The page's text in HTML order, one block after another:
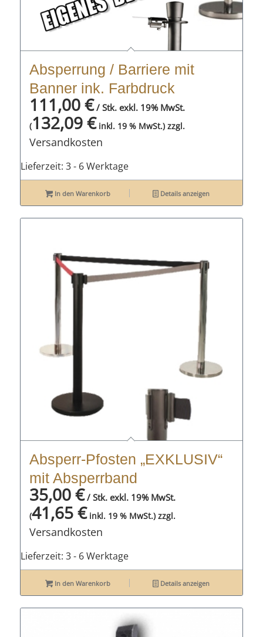
Absperrung / Barriere mit
Banner ink. Farbdruck
111,00€/ Stk. exkl. 19% MwSt.
(132,09€inkl. 19 % MwSt.) zzgl.
Versandkosten
Lieferzeit: 3 - 6 Werktage
In den Warenkorb Details anzeigen
Absperr-Pfosten „EXKLUSIV“
mit Absperrband
35,00€/ Stk. exkl. 19% MwSt.
(41,65€inkl. 19 % MwSt.) zzgl.
Versandkosten
Lieferzeit: 3 - 6 Werktage
In den Warenkorb Details anzeigen